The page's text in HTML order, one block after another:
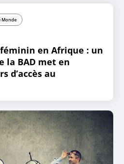
Monde
en Afrique : un
la BAD met en
d’accès au